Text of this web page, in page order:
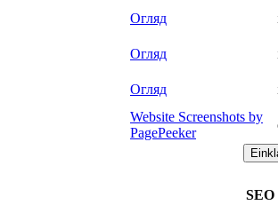
Огляд
Огляд
Огляд
Website Screenshots by
PagePeeker
SEO